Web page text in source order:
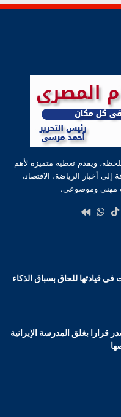
ويقدم تغطية متميزة لأهم
إلى أخبار الرياضة، الاقتصاد،
مهني وموضوعي.
تيلقرام‫TikTokواتساب
قيادتها للحاق بسباق الذكاء
قرارا بغلق المدرسة الإيرانية